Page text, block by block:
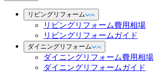
リビングリフォーム
リビングリフォーム費用相場
リビングリフォームガイド
ダイニングリフォーム
ダイニングリフォーム費用相場
ダイニングリフォームガイド